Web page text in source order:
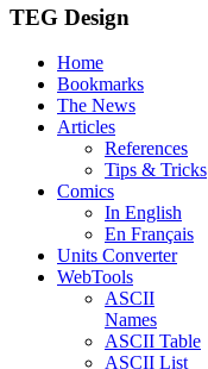
TEG Design
Home
Bookmarks
The News
Articles
References
Tips & Tricks
Comics
In English
En Français
Units Converter
WebTools
ASCII
Names
ASCII Table
ASCII List